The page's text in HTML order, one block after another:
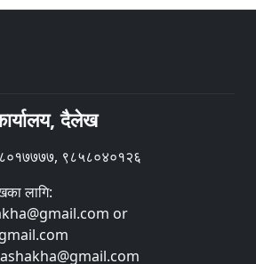
दैलेख
९८५८०४०१२६
लागि:
or